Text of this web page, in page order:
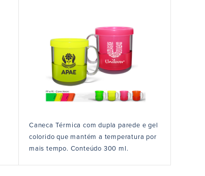
Caneca Térmica com dupla parede e gel
colorido que mantém a temperatura por
mais tempo. Conteúdo 300 ml.